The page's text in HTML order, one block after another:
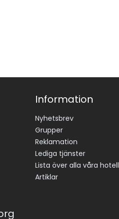
att
Information
Nyhetsbrev
Grupper
Reklamation
Lediga tjänster
Lista över alla våra hotell
Artiklar